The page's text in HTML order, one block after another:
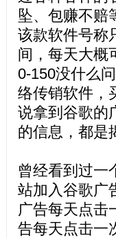
坠、包赚不赔
该款软件号称
间，每天大概
0-150没什么
络传销软件，
说拿到谷歌的
的信息，都是
曾经看到过一
站加入谷歌广
广告每天点击
告每天点击一